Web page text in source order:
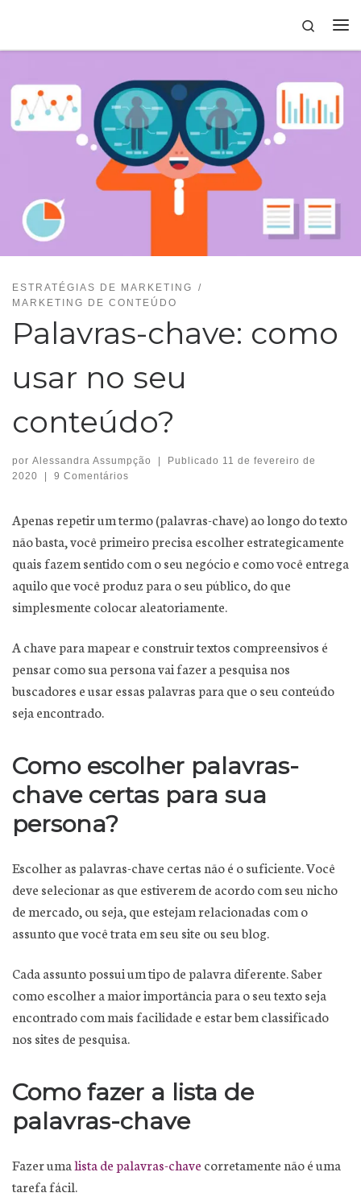
Search
ESTRATÉGIAS DE MARKETING
MARKETING DE CONTEÚDO
Palavras-chave: como
usar no seu
conteúdo?
por Alessandra Assumpção Publicado 11 de fevereiro de
2020
9 Comentários
Apenas repetir um termo (palavras-chave) ao longo do texto
não basta, você primeiro precisa escolher estrategicamente
quais fazem sentido com o seu negócio e como você entrega
aquilo que você produz para o seu público, do que
simplesmente colocar aleatoriamente.
A chave para mapear e construir textos compreensivos é
pensar como sua persona vai fazer a pesquisa nos
buscadores e usar essas palavras para que o seu conteúdo
seja encontrado.
Como escolher palavras-
chave certas para sua
persona?
Escolher as palavras-chave certas não é o suficiente. Você
deve selecionar as que estiverem de acordo com seu nicho
de mercado, ou seja, que estejam relacionadas com o
assunto que você trata em seu site ou seu blog.
Cada assunto possui um tipo de palavra diferente. Saber
como escolher a maior importância para o seu texto seja
encontrado com mais facilidade e estar bem classificado
nos sites de pesquisa.
Como fazer a lista de
palavras-chave
Fazer umalista de palavras-chave corretamente não é uma
tarefa fácil.